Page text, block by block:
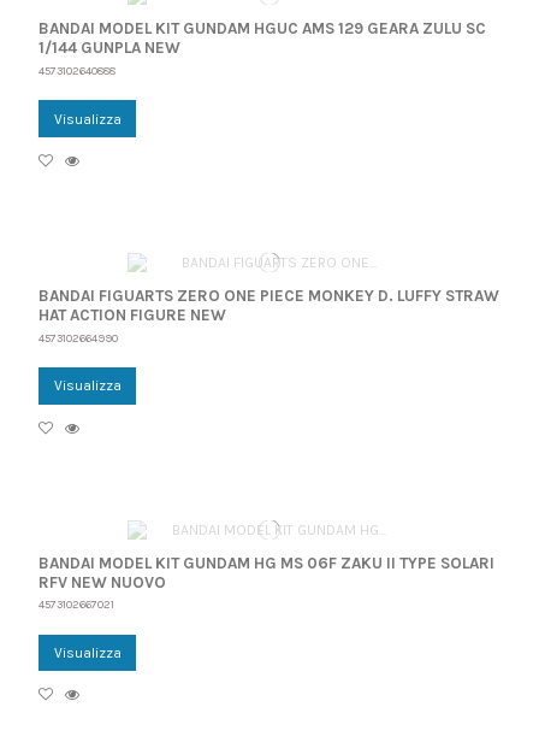
BANDAI MODEL KIT GUNDAM HGUC AMS 129 GEARA ZULU SC
1/144 GUNPLA NEW
4573102640888
Visualizza
BANDAI FIGUARTS ZERO ONE PIECE MONKEY D. LUFFY STRAW
HAT ACTION FIGURE NEW
4573102664990
Visualizza
BANDAI MODEL KIT GUNDAM HG MS 06F ZAKU II TYPE SOLARI
RFV NEW NUOVO
4573102667021
Visualizza